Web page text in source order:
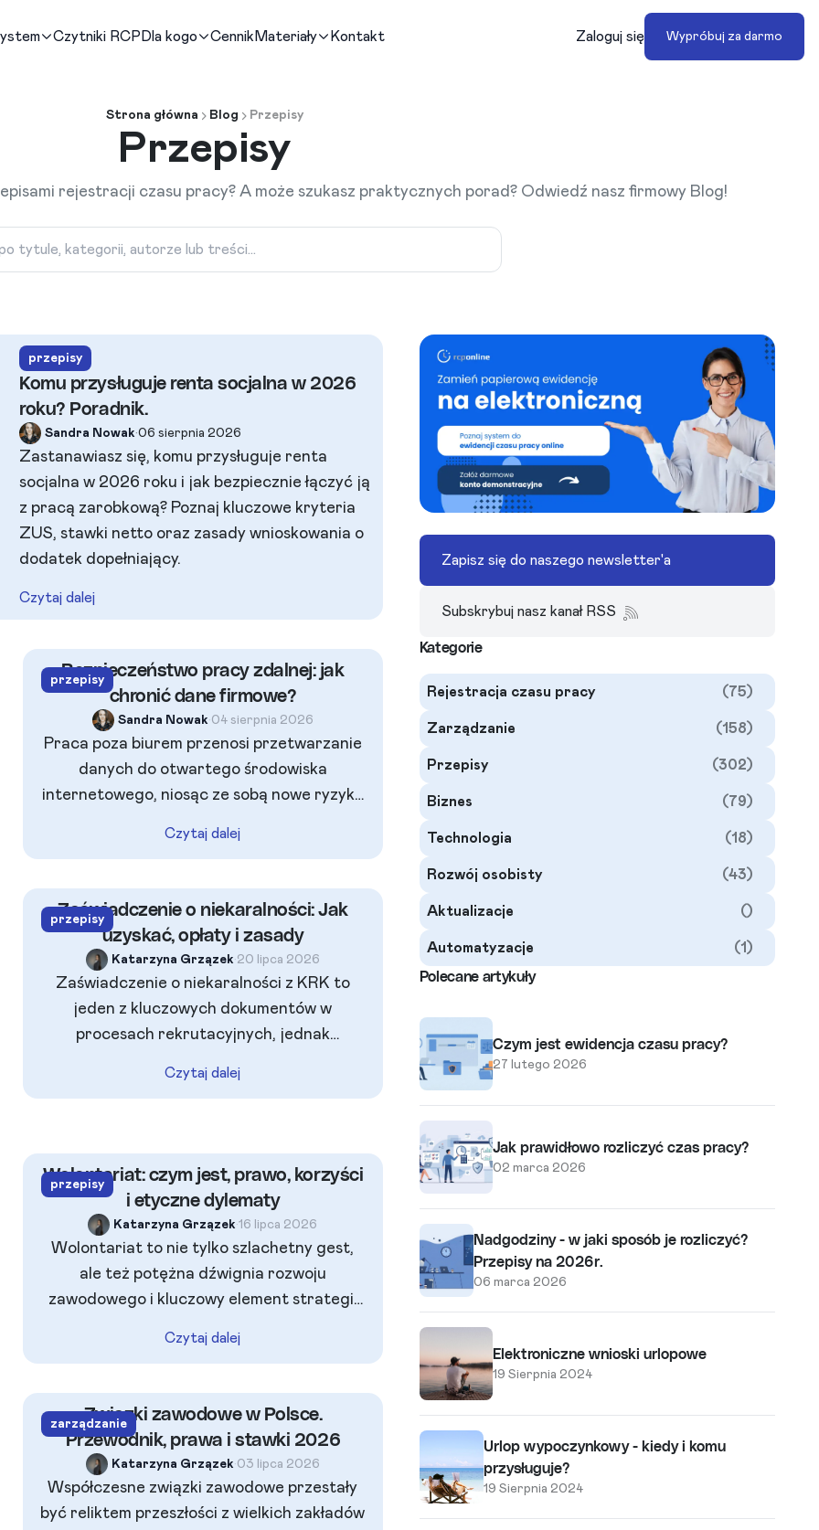
Czytniki RCP Dla kogo Cennik Materiały Kontakt Zaloguj się Wypróbuj za darmo
Strona główna Blog Przepisy
Przepisy
rejestracji czasu pracy? A może szukasz praktycznych porad? Odwiedź nasz firmowy Blog!
Szukaj artykułów po tytule, kategorii lub autorze
przepisy
Komu przysługuje renta socjalna w 2026
roku? Poradnik.
Sandra Nowak•06 sierpnia 2026
Zastanawiasz się, komu przysługuje renta
socjalna w 2026 roku i jak bezpiecznie łączyć ją
z pracą zarobkową? Poznaj kluczowe kryteria
ZUS, stawki netto oraz zasady wnioskowania o
dodatek dopełniający.
Czytaj dalej
przepisy
Bezpieczeństwo pracy zdalnej: jak
chronić dane firmowe?
Sandra Nowak•04 sierpnia 2026
Praca poza biurem przenosi przetwarzanie
danych do otwartego środowiska
internetowego, niosąc ze sobą nowe ryzyka
wygodę zespołu z twardymi zasadami
Czytaj dalej
przepisy
Zaświadczenie o niekaralności: Jak
uzyskać, opłaty i zasady
Katarzyna Grzązek•20 lipca 2026
Zaświadczenie o niekaralności z KRK to
jeden z kluczowych dokumentów w
procesach rekrutacyjnych, jednak
bezpodstawnie. Znowelizowane przepisy, w
sprawnie uzyskać wyciąg z KRK online, ile
wynosi opłata i jak uniknąć błędów
formalnych przy weryfikacji kadr.
Czytaj dalej
przepisy
Wolontariat: czym jest, prawo, korzyści
i etyczne dylematy
Katarzyna Grzązek•16 lipca 2026
Wolontariat to nie tylko szlachetny gest,
ale też potężna dźwignia rozwoju
zawodowego i kluczowy element strategii
pomoc, możemy zdobyć unikalne
Warto jednak pamiętać o aspektach
formalnych – od odpowiedniej konstrukcji
porozumienia po ukryte pułapki związane z
ubezpieczeniem państwowym.
Czytaj dalej
zarządzanie
Związki zawodowe w Polsce.
Przewodnik, prawa i stawki 2026
Katarzyna Grzązek•03 lipca 2026
Współczesne związki zawodowe przestały
być reliktem przeszłości z wielkich zakładów
Zapisz się do naszego newsletter'a
Subskrybuj nasz kanał RSS
Kategorie
Rejestracja czasu pracy (75)
Zarządzanie (158)
Przepisy (302)
Biznes (79)
Technologia (18)
Rozwój osobisty (43)
Aktualizacje ()
Automatyzacje
(1)
Polecane artykuły
Czym jest ewidencja czasu pracy?
27 lutego 2026
Jak prawidłowo rozliczyć czas pracy?
02 marca 2026
Nadgodziny - w jaki sposób je rozliczyć?
Przepisy na 2026r.
06 marca 2026
Elektroniczne wnioski urlopowe
19 Sierpnia 2024
Urlop wypoczynkowy - kiedy i komu
przysługuje?
19 Sierpnia 2024